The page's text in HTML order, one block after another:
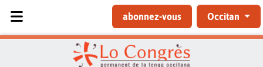
abonnez-vous Occitan